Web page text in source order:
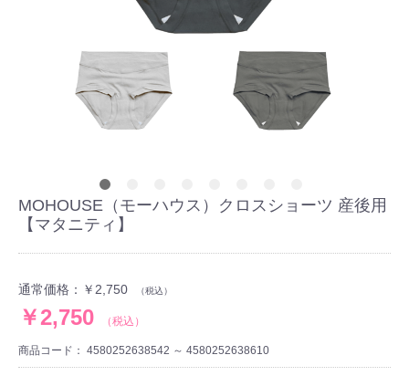
MOHOUSE（モーハウス）クロスショーツ 産後用
【マタニティ】
通常価格： ￥2,750 （税込）
￥2,750 （税込）
商品コード： 4580252638542 ～ 4580252638610